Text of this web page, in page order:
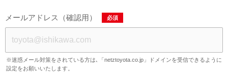
メールアドレス（確認用） 必須
※迷惑メール対策をされている方は､「netztoyota.co.jp」ドメインを受信できるように
設定をお願いいたします。